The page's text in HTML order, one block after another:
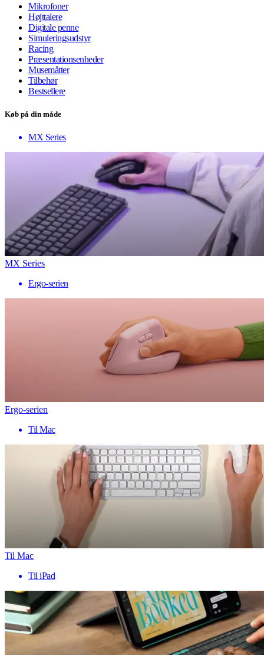
Mikrofoner
Højttalere
Digitale penne
Simuleringsudstyr
Racing
Præsentationsenheder
Musemåtter
Tilbehør
Bestsellere
Køb på din måde
MX Series
MX Series
Ergo-serien
Ergo-serien
Til Mac
Til Mac
Til iPad